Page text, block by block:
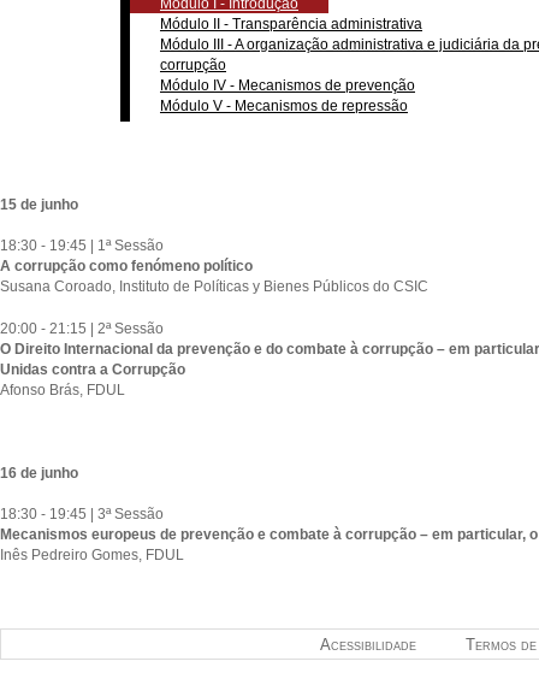
Módulo II - Transparência administrativa
Módulo III - A organização administrativa e judiciária da
corrupção
Módulo IV - Mecanismos de prevenção
Módulo V - Mecanismos de repressão
15 de junho
18:30 - 19:45 | 1ª Sessão
A corrupção como fenómeno político
Susana Coroado, Instituto de Políticas y Bienes Públicos do CSIC
20:00 - 21:15 | 2ª Sessão
O Direito Internacional da prevenção e do combate à corrupção – em
Unidas contra a Corrupção
Afonso Brás, FDUL
16 de junho
18:30 - 19:45 | 3ª Sessão
Mecanismos europeus de prevenção e combate à corrupção – em particular, o
Inês Pedreiro Gomes, FDUL
Termos
Acessibilidade